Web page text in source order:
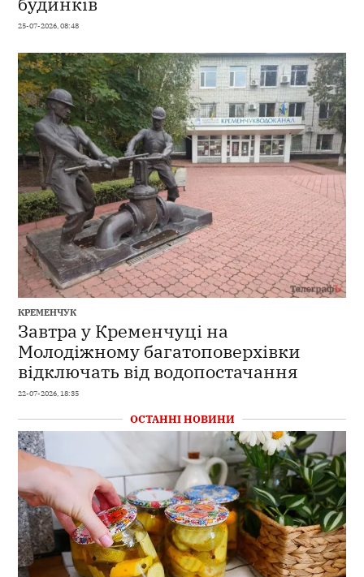
25-07-2026, 08:48
КРЕМЕНЧУК
Завтра у Кременчуці на
Молодіжному багатоповерхівки
відключать від водопостачання
22-07-2026, 18:35
ОСТАННІ НОВИНИ